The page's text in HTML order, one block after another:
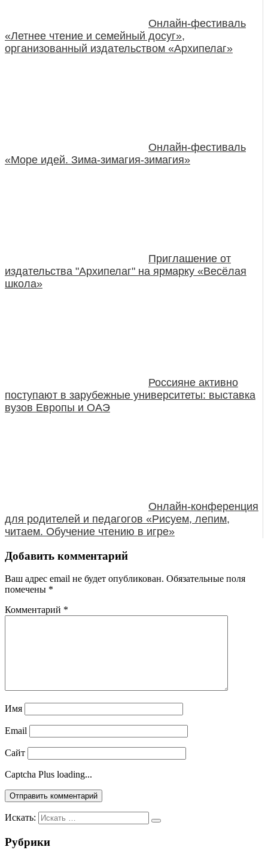
Онлайн-фестиваль
«Летнее чтение и семейный досуг»,
организованный издательством «Архипелаг»
Онлайн-фестиваль
«Море идей. Зима-зимагия-зимагия»
Приглашение от
издательства "Архипелаг" на ярмарку «Весёлая
школа»
Россияне активно
поступают в зарубежные университеты: выставка
вузов Европы и ОАЭ
Онлайн-конференция
для родителей и педагогов «Рисуем, лепим,
читаем. Обучение чтению в игре»
Добавить комментарий
Ваш адрес email не будет опубликован. Обязательные поля
помечены *
Комментарий *
Имя
Email
Сайт
Captcha Plus loading...
Искать:
Рубрики